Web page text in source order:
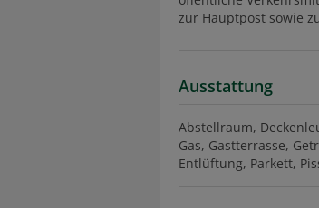
zur Hauptpost sowie
Ausstattung
Abstellraum
Gas Gastterrasse
Entlüftung Parkett